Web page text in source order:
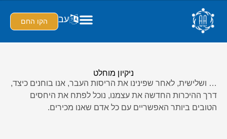
הקו החם עב
ניקיון מוחלט
… ושלישית, לאחר שפינינו את הריסות העבר, אנו בוחנים כיצד,
דרך ההיכרות החדשה את עצמנו, נוכל לפתח את היחסים
הטובים ביותר האפשריים עם כל אדם שאנו מכירים.